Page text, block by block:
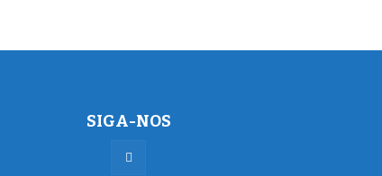
SIGA-NOS